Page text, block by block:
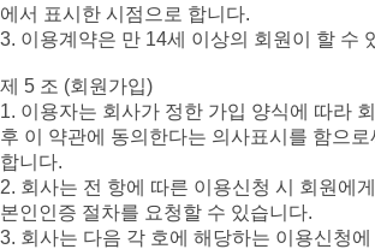
에서 표시한 시점으로 합니다.
3. 이용계약은 만 14세 이상의 회원이 할 수
제 5 조 (회원가입)
1. 이용자는 회사가 정한 가입 양식에 따라
후 이 약관에 동의한다는 의사표시를 함으
합니다.
2. 회사는 전 항에 따른 이용신청 시 회원에
본인인증 절차를 요청할 수 있습니다.
3. 회사는 다음 각 호에 해당하는 이용신청